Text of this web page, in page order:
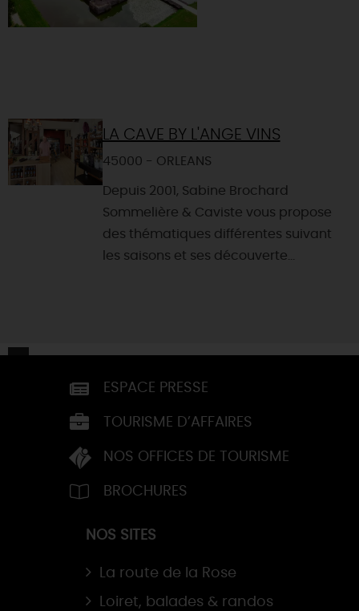
LA CAVE BY L'ANGE VINS
45000 - ORLEANS
Depuis 2001, Sabine Brochard
Sommelière & Caviste vous propose
des thématiques différentes suivant
les saisons et ses découverte...
ESPACE PRESSE
TOURISME D’AFFAIRES
NOS OFFICES DE TOURISME
BROCHURES
NOS SITES
La route de la Rose
Loiret, balades & randos